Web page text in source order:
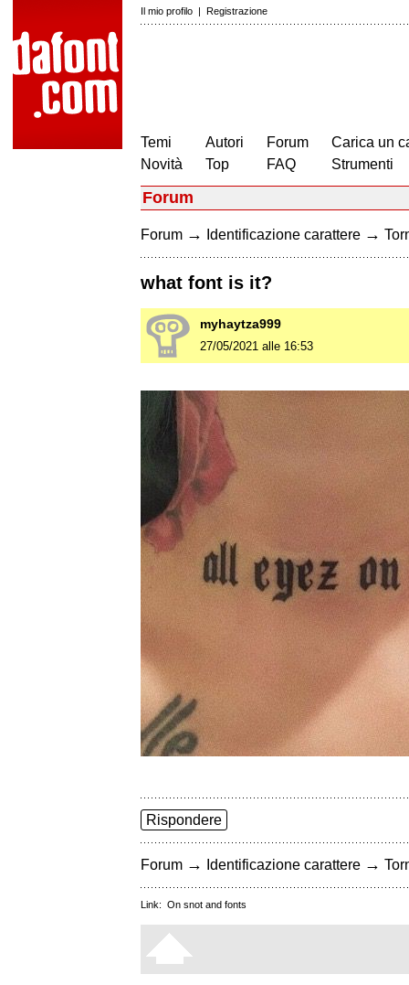
Il mio profilo | Registrazione
Temi
Novità
Autori
Top
Forum
FAQ
Carica un
Strumenti
Forum
Forum → Identificazione carattere →
what font is it?
myhaytza999
27/05/2021 alle 16:53
Rispondere
Forum → Identificazione carattere →
Link: On snot and fonts